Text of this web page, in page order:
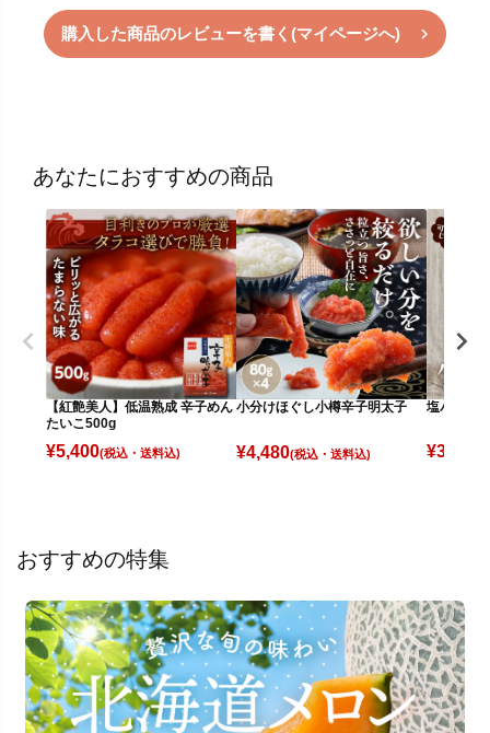
購入した商品のレビューを書く(マイページへ)
あなたにおすすめの商品
【紅艶美人】低温熟成 辛子めん
たいこ500g
¥5,400(税込)
小分けほぐし小樽辛子明太子
¥4,480(税込)
塩バター
¥3,580
おすすめの特集